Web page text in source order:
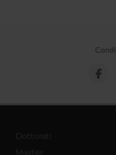
Dottorati
Master